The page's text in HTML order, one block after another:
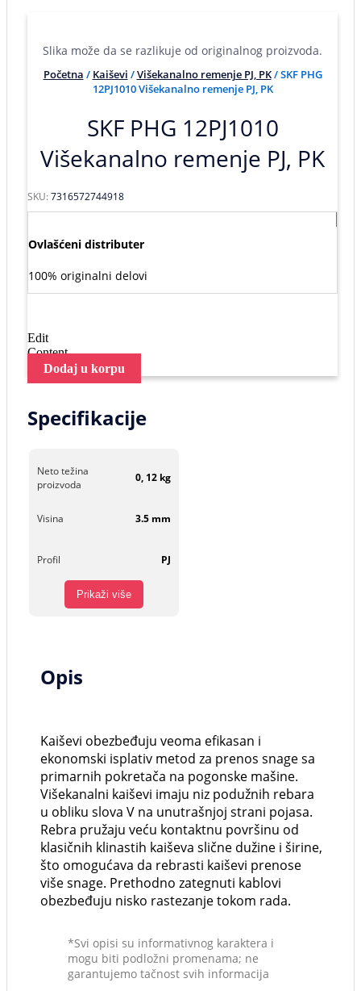
Slika može da se razlikuje od originalnog proizvoda.
Početna / Kaiševi /Višekanalno remenje PJ, PK/ SKF PHG
12PJ1010 Višekanalno remenje PJ, PK
SKF PHG 12PJ1010
Višekanalno remenje PJ, PK
SKU:7316572744918
Ovlašćeni distributer
100% originalni delovi
Edit
Content
Dodaj u korpu
Specifikacije
Neto težina
proizvoda
0, 12 kg
Visina 3.5 mm
Profil PJ
Prikaži više
Opis
Kaiševi obezbeđuju veoma efikasan i
ekonomski isplativ metod za prenos snage sa
primarnih pokretača na pogonske mašine.
Višekanalni kaiševi imaju niz podužnih rebara
u obliku slova V na unutrašnjoj strani pojasa.
Rebra pružaju veću kontaktnu površinu od
klasičnih klinastih kaiševa slične dužine i širine,
što omogućava da rebrasti kaiševi prenose
više snage. Prethodno zategnuti kablovi
obezbeđuju nisko rastezanje tokom rada.
*Svi opisi su informativnog karaktera i
mogu biti podložni promenama; ne
garantujemo tačnost svih informacija